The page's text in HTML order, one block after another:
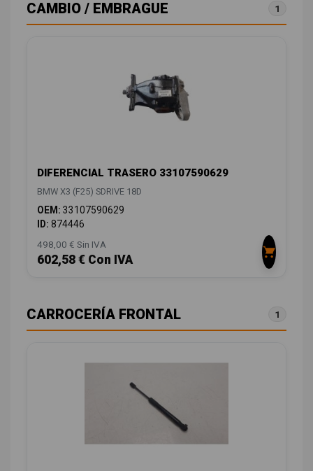
CAMBIO / EMBRAGUE 1
DIFERENCIAL TRASERO 33107590629
BMW X3 (F25) SDRIVE 18D
OEM: 33107590629
ID: 874446
498,00 € Sin IVA
602,58 € Con IVA
CARROCERÍA FRONTAL 1